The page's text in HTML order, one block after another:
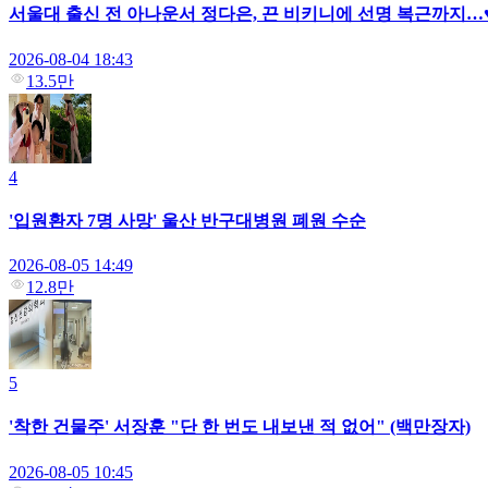
서울대 출신 전 아나운서 정다은, 끈 비키니에 선명 복근까지
2026-08-04 18:43
13.5만
4
'입원환자 7명 사망' 울산 반구대병원 폐원 수순
2026-08-05 14:49
12.8만
5
'착한 건물주' 서장훈 "단 한 번도 내보낸 적 없어" (백만장자)
2026-08-05 10:45